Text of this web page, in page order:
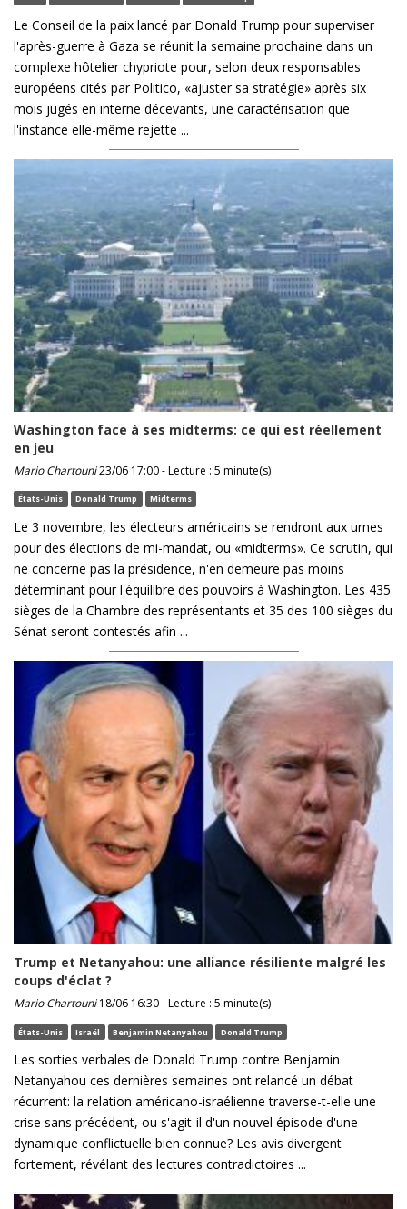
Le Conseil de la paix lancé par Donald Trump pour superviser
l'après-guerre à Gaza se réunit la semaine prochaine dans un
complexe hôtelier chypriote pour, selon deux responsables
européens cités par Politico, «ajuster sa stratégie» après six
mois jugés en interne décevants, une caractérisation que
l'instance elle-même rejette ...
Washington face à ses midterms: ce qui est réellement
en jeu
Mario Chartouni23/06 17:00 - Lecture : 5 minute(s)
États-Unis Donald Trump Midterms
Le 3 novembre, les électeurs américains se rendront aux urnes
pour des élections de mi-mandat, ou «midterms». Ce scrutin, qui
ne concerne pas la présidence, n'en demeure pas moins
déterminant pour l'équilibre des pouvoirs à Washington. Les 435
sièges de la Chambre des représentants et 35 des 100 sièges du
Sénat seront contestés afin ...
Trump et Netanyahou: une alliance résiliente malgré les
coups d'éclat ?
Mario Chartouni18/06 16:30 - Lecture : 5 minute(s)
États-Unis Israël Benjamin Netanyahou Donald Trump
Les sorties verbales de Donald Trump contre Benjamin
Netanyahou ces dernières semaines ont relancé un débat
récurrent: la relation américano-israélienne traverse-t-elle une
crise sans précédent, ou s'agit-il d'un nouvel épisode d'une
dynamique conflictuelle bien connue? Les avis divergent
fortement, révélant des lectures contradictoires ...